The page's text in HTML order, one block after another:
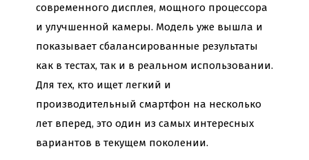
современного дисплея, мощного процессора
и улучшенной камеры. Модель уже вышла и
показывает сбалансированные результаты
как в тестах, так и в реальном использовании.
Для тех, кто ищет легкий и
производительный смартфон на несколько
лет вперед, это один из самых интересных
вариантов в текущем поколении.